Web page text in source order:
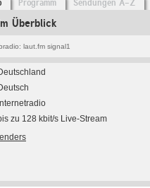
Programm Sendungen A-Z
Überblick
laut.fm signal1
Internetradio
zu 128 kbit/s Live-Stream